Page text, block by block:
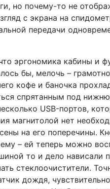
но почему-то не
с экрана на
передачи
эргономика кабины и
бы, мелочь –
кофе и баночка
спрятанным под
USB-портов,
магнитолой нет
на его поперечины.
– ей теперь можно
то и дело
стеклоочистители.
дождя,